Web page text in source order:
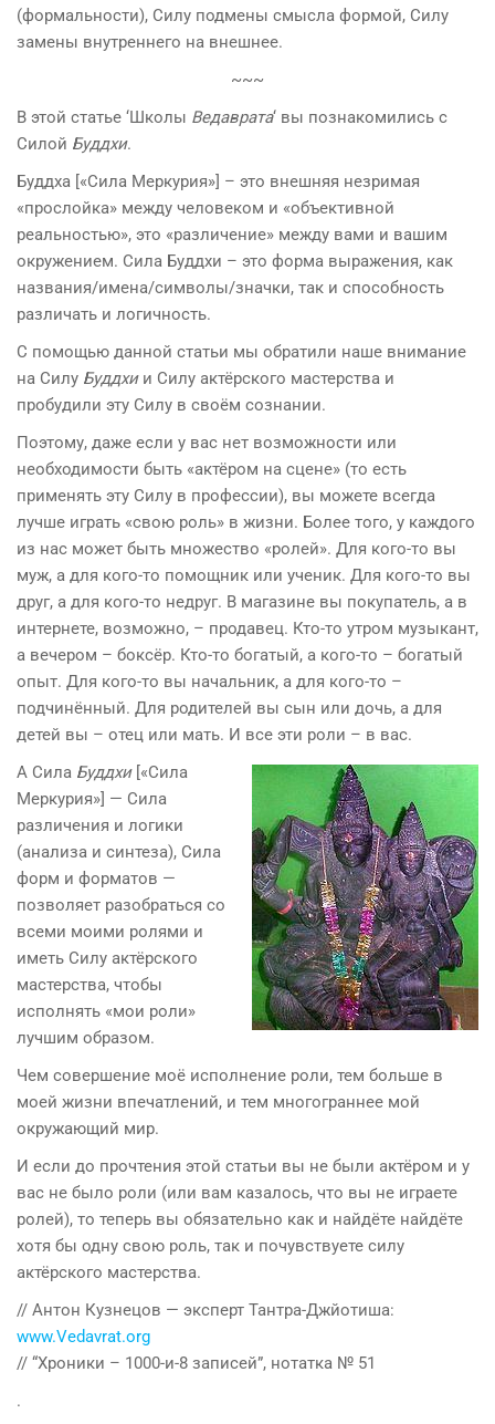
(формальности), Силу подмены смысла формой, Силу
замены внутреннего на внешнее.
~~~
В этой статье ‘Школы Ведаврата‘ вы познакомились с
Силой Буддхи.
Буддха [«Сила Меркурия»] – это внешняя незримая
«прослойка» между человеком и «объективной
реальностью», это «различение» между вами и вашим
окружением. Сила Буддхи – это форма выражения, как
названия/имена/символы/значки, так и способность
различать и логичность.
С помощью данной статьи мы обратили наше внимание
на Силу Буддхии Силу актёрского мастерства и
пробудили эту Силу в своём сознании.
Поэтому, даже если у вас нет возможности или
необходимости быть «актёром на сцене» (то есть
применять эту Силу в профессии), вы можете всегда
лучше играть «свою роль» в жизни. Более того, у каждого
из нас может быть множество «ролей». Для кого-то вы
муж, а для кого-то помощник или ученик. Для кого-то вы
друг, а для кого-то недруг. В магазине вы покупатель, а в
интернете, возможно, – продавец. Кто-то утром музыкант,
а вечером – боксёр. Кто-то богатый, а кого-то – богатый
опыт. Для кого-то вы начальник, а для кого-то –
подчинённый. Для родителей вы сын или дочь, а для
детей вы – отец или мать. И все эти роли – в вас.
А Сила Буддхи[«Сила
Меркурия»] — Сила
различения и логики
(анализа и синтеза), Сила
форм и форматов —
позволяет разобраться со
всеми моими ролями и
иметь Силу актёрского
мастерства, чтобы
исполнять «мои роли»
лучшим образом.
Чем совершение моё исполнение роли, тем больше в
моей жизни впечатлений, и тем многограннее мой
окружающий мир.
И если до прочтения этой статьи вы не были актёром и у
вас не было роли (или вам казалось, что вы не играете
ролей), то теперь вы обязательно как и найдёте найдёте
хотя бы одну свою роль, так и почувствуете силу
актёрского мастерства.
// Антон Кузнецов — эксперт Тантра-Джйотиша:
www.Vedavrat.org
// “Хроники – 1000-и-8 записей”, нотатка № 51
.